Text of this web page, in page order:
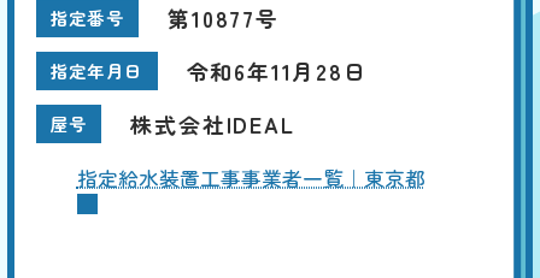
指定番号 第10877号
指定年月日 令和6年11月28日
屋号 株式会社IDEAL
指定給水装置工事事業者一覧｜東京都